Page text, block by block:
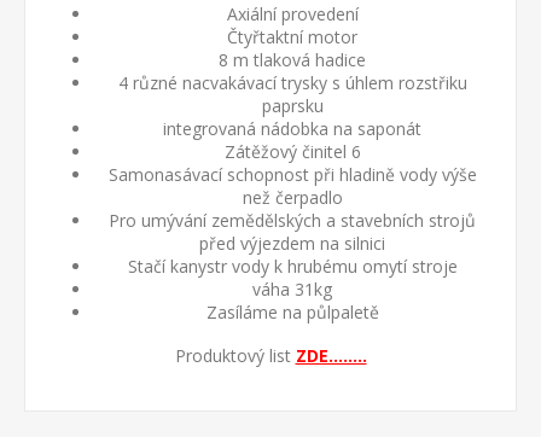
Axiální provedení
Čtyřtaktní motor
8 m tlaková hadice
4 různé nacvakávací trysky s úhlem rozstřiku
paprsku
integrovaná nádobka na saponát
Zátěžový činitel 6
Samonasávací schopnost při hladině vody výše
než čerpadlo
Pro umývání zemědělských a stavebních strojů
před výjezdem na silnici
Stačí kanystr vody k hrubému omytí stroje
váha 31kg
Zasíláme na půlpaletě
Produktový list ZDE........